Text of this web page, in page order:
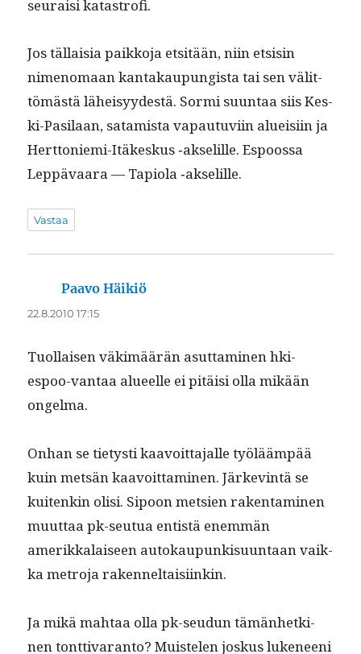
seu­raisi katastrofi.
Jos täl­laisia paikko­ja etsitään, niin etsisin
nimeno­maan kan­takaupungista tai sen välit­
tömästä läheisyy­destä. Sor­mi suun­taa siis Kes­
ki-Pasi­laan, satamista vapau­tu­vi­in alueisi­in ja
Hert­tonie­mi-Itäkeskus ‑akselille. Espoos­sa
Lep­pä­vaara — Tapi­o­la ‑akselille.
Vastaa
Paavo Häikiö
22.8.2010 17:15
Tuol­laisen väkimäärän asut­ta­mi­nen hki-
espoo-van­taa alueelle ei pitäisi olla mikään
ongelma.
Onhan se tietysti kaavoit­ta­jalle työlääm­pää
kuin met­sän kaavoit­ta­mi­nen. Järkev­in­tä se
kuitenkin olisi. Sipoon met­sien rak­en­t­a­mi­nen
muut­taa pk-seu­tua entistä enem­män
amerikkalaiseen autokaupunkisu­un­taan vaik­
ka metro­ja rakenneltaisiinkin.
Ja mikä mah­taa olla pk-seudun tämän­hetki­
nen tont­ti­varan­to? Muis­te­len joskus luke­neeni